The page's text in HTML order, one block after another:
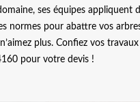
ses équipes appliquent
normes pour abattre vos
plus. Confiez vos travaux
pour votre devis !